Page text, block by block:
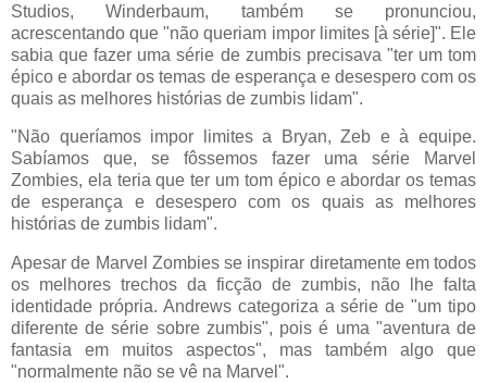
Studios, Winderbaum, também se pronunciou,
acrescentando que "não queriam impor limites [à série]". Ele
sabia que fazer uma série de zumbis precisava "ter um tom
épico e abordar os temas de esperança e desespero com os
quais as melhores histórias de zumbis lidam".
"Não queríamos impor limites a Bryan, Zeb e à equipe.
Sabíamos que, se fôssemos fazer uma série Marvel
Zombies, ela teria que ter um tom épico e abordar os temas
de esperança e desespero com os quais as melhores
histórias de zumbis lidam".
Apesar de Marvel Zombies se inspirar diretamente em todos
os melhores trechos da ficção de zumbis, não lhe falta
identidade própria. Andrews categoriza a série de "um tipo
diferente de série sobre zumbis", pois é uma "aventura de
fantasia em muitos aspectos", mas também algo que
"normalmente não se vê na Marvel".